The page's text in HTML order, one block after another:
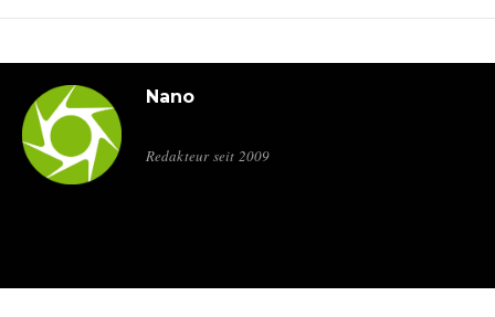
Nano
Redakteur seit 2009